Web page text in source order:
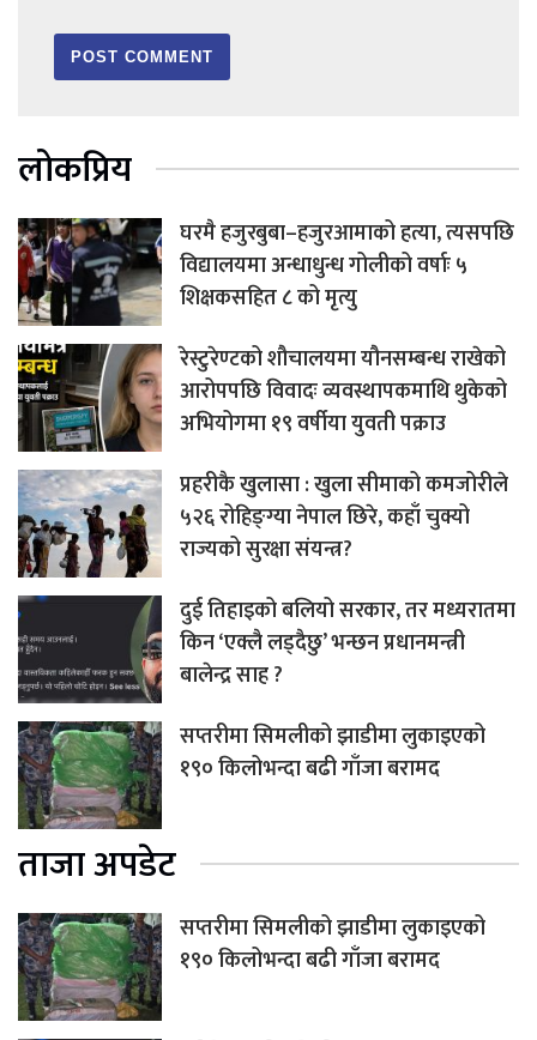
लोकप्रिय
घरमै हजुरबुबा–हजुरआमाको हत्या, त्यसपछि
विद्यालयमा अन्धाधुन्ध गोलीको वर्षाः ५
शिक्षकसहित ८ को मृत्यु
रेस्टुरेण्टको शौचालयमा यौनसम्बन्ध राखेको
आरोपपछि विवादः व्यवस्थापकमाथि थुकेको
अभियोगमा १९ वर्षीया युवती पक्राउ
प्रहरीकै खुलासा : खुला सीमाको कमजोरीले
५२६ रोहिङ्ग्या नेपाल छिरे, कहाँ चुक्यो
राज्यको सुरक्षा संयन्त्र?
दुई तिहाइको बलियो सरकार, तर मध्यरातमा
किन ‘एक्लै लड्दैछु’ भन्छन प्रधानमन्त्री
बालेन्द्र साह ?
सप्तरीमा सिमलीको झाडीमा लुकाइएको
१९० किलोभन्दा बढी गाँजा बरामद
ताजा अपडेट
सप्तरीमा सिमलीको झाडीमा लुकाइएको
१९० किलोभन्दा बढी गाँजा बरामद